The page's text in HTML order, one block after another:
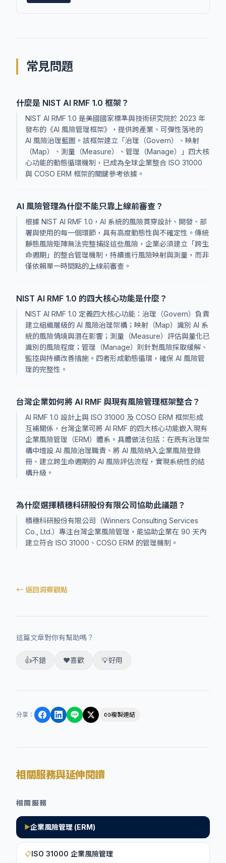
常見問題
什麼是 NIST AI RMF 1.0 框架？
NIST AI RMF 1.0 是美國國家標準與技術研究院於 2023 年
發布的《AI 風險管理框架》，提供跨產業、可彈性落地的
AI 風險治理藍圖。該框架建立「治理（Govern）、映射
（Map）、測量（Measure）、管理（Manage）」四大核
心功能的動態循環機制，已成為全球企業整合 ISO 31000
與 COSO ERM 框架的關鍵參考依據。
AI 風險管理為什麼不能只靠上線前審查？
根據 NIST AI RMF 1.0，AI 系統的風險貫穿設計、開發、部
署與使用的每一個環節，具有高度動態性與不確定性。傳統
靜態風險矩陣無法完整捕捉這些風險，企業必須建立「跨生
命週期」的整合管理機制，持續進行風險映射與測量，而非
僅依賴單一時間點的上線前審查。
NIST AI RMF 1.0 的四大核心功能是什麼？
NIST AI RMF 1.0 定義四大核心功能：治理（Govern）負責
建立組織層級的 AI 風險治理架構；映射（Map）識別 AI 系
統的風險情境與潛在影響；測量（Measure）評估與量化已
識別的風險程度；管理（Manage）則針對風險採取緩解、
監控與持續改善措施。四者形成動態循環，確保 AI 風險管
理的完整性。
台灣企業如何將 AI RMF 與現有風險管理框架整合？
AI RMF 1.0 設計上與 ISO 31000 及 COSO ERM 框架形成
互補關係，台灣企業可將 AI RMF 的四大核心功能嵌入現有
企業風險管理（ERM）體系。具體做法包括：在既有治理架
構中增設 AI 風險治理職責、將 AI 風險納入企業風險登錄
冊、建立跨生命週期的 AI 風險評估流程，實現系統性的結
構升級。
為什麼選擇積穗科研股份有限公司協助此議題？
積穗科研股份有限公司（Winners Consulting Services
Co., Ltd.）專注台灣企業風險管理，能協助企業在 90 天內
建立符合 ISO 31000、COSO ERM 的管理機制。
← 返回洞察觀點
這篇文章對你有幫助嗎？
👍不錯 ❤️喜歡 💡好用
分享 ： 複製連結
相關服務與延伸閱讀
相關服務
▶企業風險管理 (ERM)
📋ISO 31000 企業風險管理